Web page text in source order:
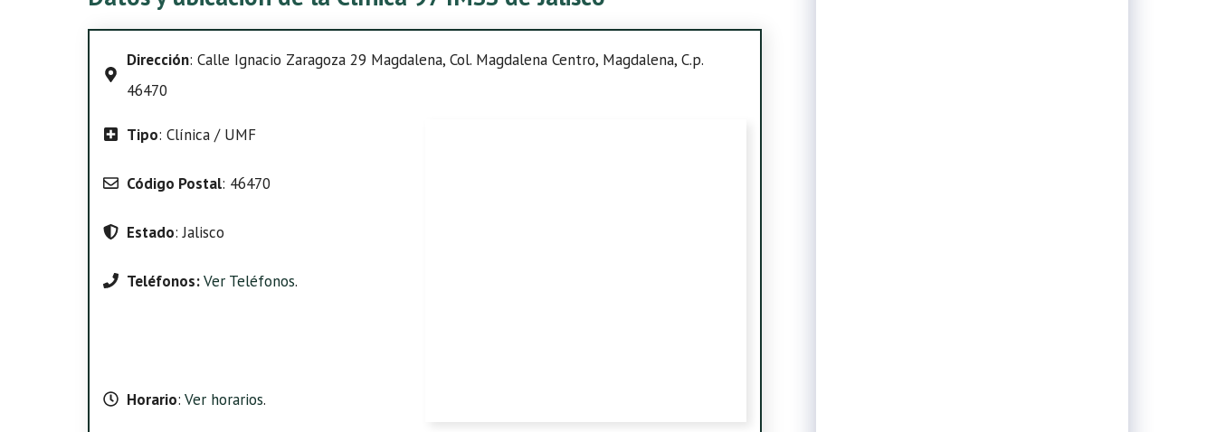
Dirección: Calle Ignacio Zaragoza 29 Magdalena, Col. Magdalena Centro, Magdalena, C.p.
46470
Tipo: Clínica / UMF
Código Postal: 46470
Estado: Jalisco
Teléfonos:Ver Teléfonos.
Horario: Ver horarios.